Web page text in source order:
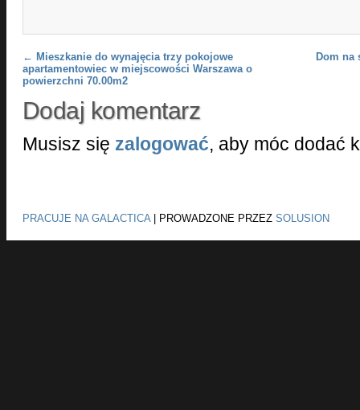
Post navigation
← Mieszkanie do wynajęcia trzy pokojowe
apartamentowiec w miejscowości Warszawa o
powierzchni 70.00m2
Dom na
Dodaj komentarz
Musisz się zalogować, aby móc dodać
PRACUJE NA GALACTICA| PROWADZONE PRZEZ SOLUSION